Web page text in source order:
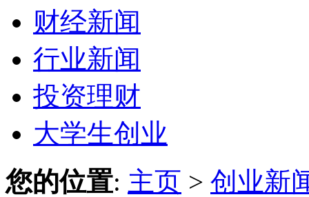
财经新闻
行业新闻
投资理财
大学生创业
您的位置: 主页 > 创业新